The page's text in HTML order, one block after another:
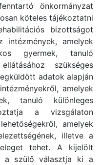
önkormányzat
köteles tájékoztatni
bizottságot
amelyek
gyermek, tanuló
szükséges
adatok alapján
amelyek
tanuló különleges
a vizsgálaton
amelyek
illetve a
tehet. A kijelölt
a szülő választja ki a